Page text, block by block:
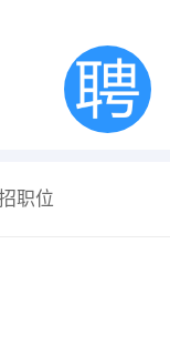
职位